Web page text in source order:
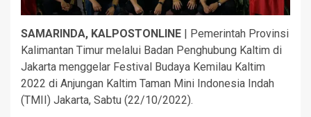
SAMARINDA, KALPOSTONLINE | Pemerintah Provinsi
Kalimantan Timur melalui Badan Penghubung Kaltim di
Jakarta menggelar Festival Budaya Kemilau Kaltim
2022 di Anjungan Kaltim Taman Mini Indonesia Indah
(TMII) Jakarta, Sabtu (22/10/2022).